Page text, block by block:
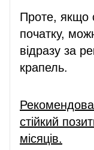
Проте, якщо
початку,
відразу за
крапель.
стійкий
місяців.